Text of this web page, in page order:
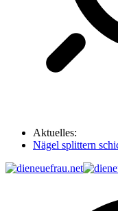
Aktuelles:
Nägel splittern